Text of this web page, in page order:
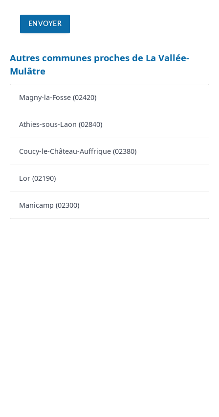
Autres communes proches de La Vallée-
Mulâtre
Magny-la-Fosse (02420)
Athies-sous-Laon (02840)
Coucy-le-Château-Auffrique (02380)
Lor (02190)
Manicamp (02300)